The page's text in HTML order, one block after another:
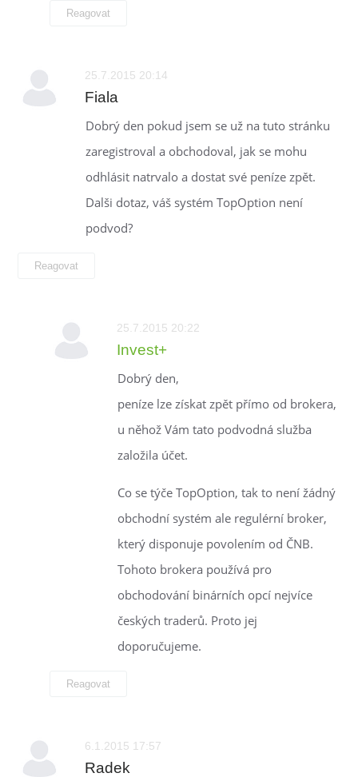
Reagovat
25.7.2015 20:14
Fiala
Dobrý den pokud jsem se už na tuto stránku
zaregistroval a obchodoval, jak se mohu
odhlásit natrvalo a dostat své peníze zpět.
Dalši dotaz, váš systém TopOption není
podvod?
Reagovat
25.7.2015 20:22
Invest+
Dobrý den,
peníze lze získat zpět přímo od brokera,
u něhož Vám tato podvodná služba
založila účet.
Co se týče TopOption, tak to není žádný
obchodní systém ale regulérní broker,
který disponuje povolením od ČNB.
Tohoto brokera používá pro
obchodování binárních opcí nejvíce
českých traderů. Proto jej
doporučujeme.
Reagovat
6.1.2015 17:57
Radek